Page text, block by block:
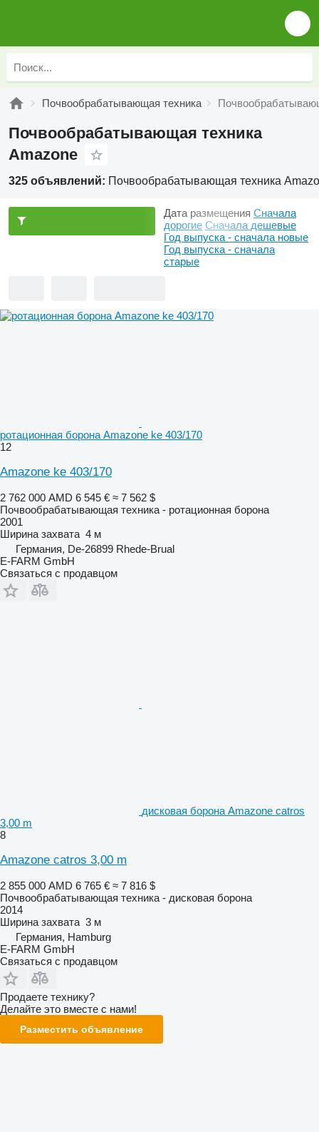
Почвообрабатывающая техника
Почвообрабатывающая техника
Amazone
325 объявлений: Почвообрабатывающая техника
Дата размещения Сначала
дорогие Сначала дешевые
Год выпуска - сначала новые
Год выпуска - сначала
старые
ротационная борона Amazone ke 403/170
12
Amazone ke 403/170
2 762 000 AMD 6 545 € ≈ 7 562 $
Почвообрабатывающая техника - ротационная борона
2001
Ширина захвата 4 м
Германия, De-26899 Rhede-Brual
E-FARM GmbH
Связаться с продавцом
дисковая борона Amazone catros
3,00 m
8
Amazone catros 3,00 m
2 855 000 AMD 6 765 € ≈ 7 816 $
Почвообрабатывающая техника - дисковая борона
2014
Ширина захвата 3 м
Германия, Hamburg
E-FARM GmbH
Связаться с продавцом
Продаете технику?
Делайте это вместе с нами!
Разместить объявление